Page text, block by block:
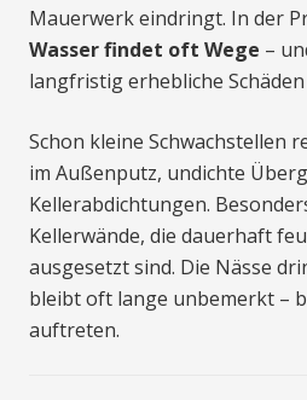
Mauerwerk eindringt. In der
Wasser findet oft Wege –
langfristig erhebliche
Schon kleine Schwachstellen
im Außenputz, undichte
Kellerabdichtungen.
Kellerwände, die dauerhaft
ausgesetzt sind. Die Nässe
bleibt oft lange unbemerkt –
auftreten.